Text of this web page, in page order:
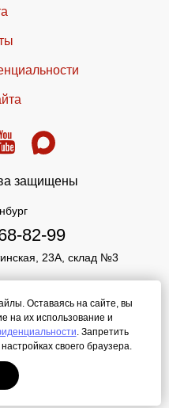
защищены
82-99
23А, склад №3
9.00-17.00
13.00
—
Оставаясь на сайте, вы
на их использование и
. Запретить
своего браузера.